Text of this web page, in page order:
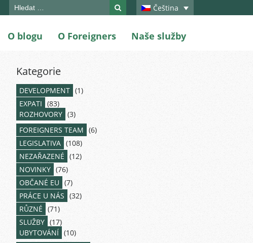
Čeština
Search
O blogu O Foreigners Naše služby
Kategorie
DEVELOPMENT (1)
EXPATI (83)
ROZHOVORY (3)
FOREIGNERS TEAM (6)
LEGISLATIVA (108)
NEZAŘAZENÉ (12)
NOVINKY (76)
OBČANÉ EU (7)
PRÁCE U NÁS (32)
RŮZNÉ (71)
SLUŽBY (17)
UBYTOVÁNÍ (10)